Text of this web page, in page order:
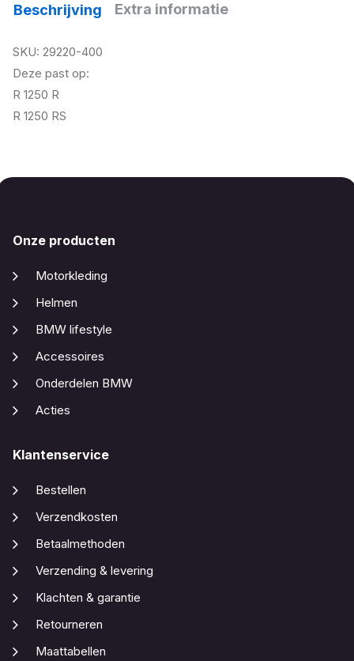
Beschrijving Extra informatie
SKU: 29220-400
Deze past op:
R 1250 R
R 1250 RS
Onze producten
Motorkleding
Helmen
BMW lifestyle
Accessoires
Onderdelen BMW
Acties
Klantenservice
Bestellen
Verzendkosten
Betaalmethoden
Verzending & levering
Klachten & garantie
Retourneren
Maattabellen